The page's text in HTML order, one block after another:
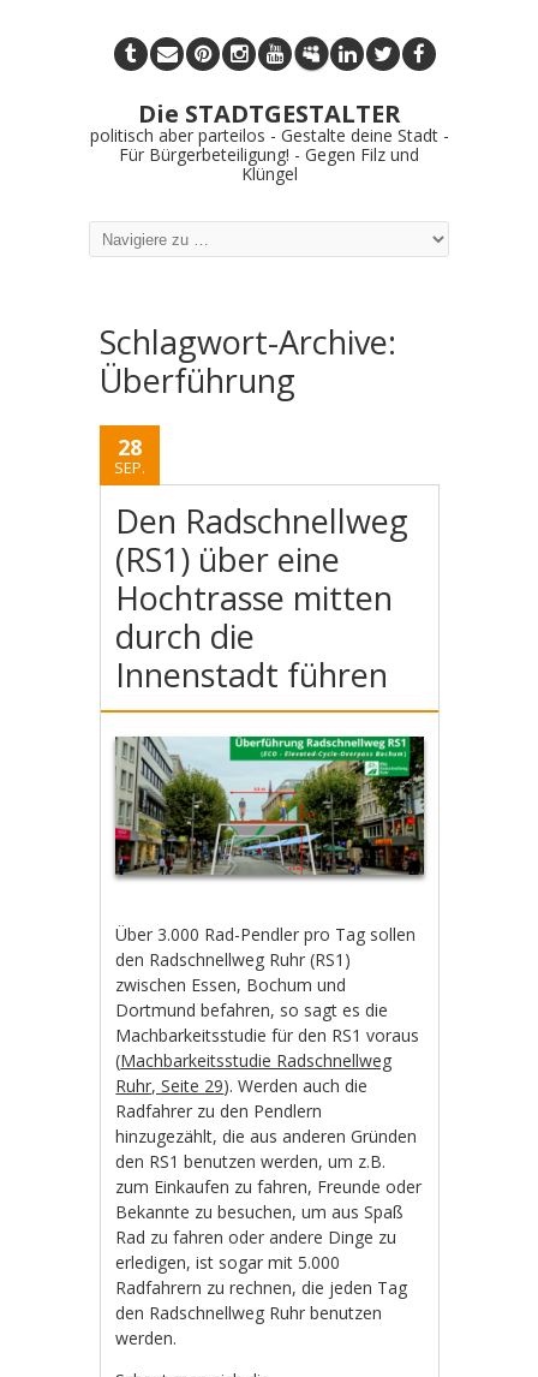
Die STADTGESTALTER
politisch aber parteilos - Gestalte deine Stadt -
Für Bürgerbeteiligung! - Gegen Filz und
Klüngel
Schlagwort-Archive:
Überführung
28
SEP.
Den Radschnellweg
(RS1) über eine
Hochtrasse mitten
durch die
Innenstadt führen
Über 3.000 Rad-Pendler pro Tag sollen
den Radschnellweg Ruhr (RS1)
zwischen Essen, Bochum und
Dortmund befahren, so sagt es die
Machbarkeitsstudie für den RS1 voraus
(Machbarkeitsstudie Radschnellweg
Ruhr, Seite 29). Werden auch die
Radfahrer zu den Pendlern
hinzugezählt, die aus anderen Gründen
den RS1 benutzen werden, um z.B.
zum Einkaufen zu fahren, Freunde oder
Bekannte zu besuchen, um aus Spaß
Rad zu fahren oder andere Dinge zu
erledigen, ist sogar mit 5.000
Radfahrern zu rechnen, die jeden Tag
den Radschnellweg Ruhr benutzen
werden.